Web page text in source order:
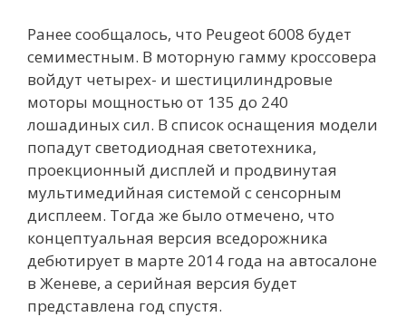
Ранее сообщалось, что Peugeot 6008 будет
семиместным. В моторную гамму кроссовера
войдут четырех- и шестицилиндровые
моторы мощностью от 135 до 240
лошадиных сил. В список оснащения модели
попадут светодиодная светотехника,
проекционный дисплей и продвинутая
мультимедийная системой с сенсорным
дисплеем. Тогда же было отмечено, что
концептуальная версия вседорожника
дебютирует в марте 2014 года на автосалоне
в Женеве, а серийная версия будет
представлена год спустя.